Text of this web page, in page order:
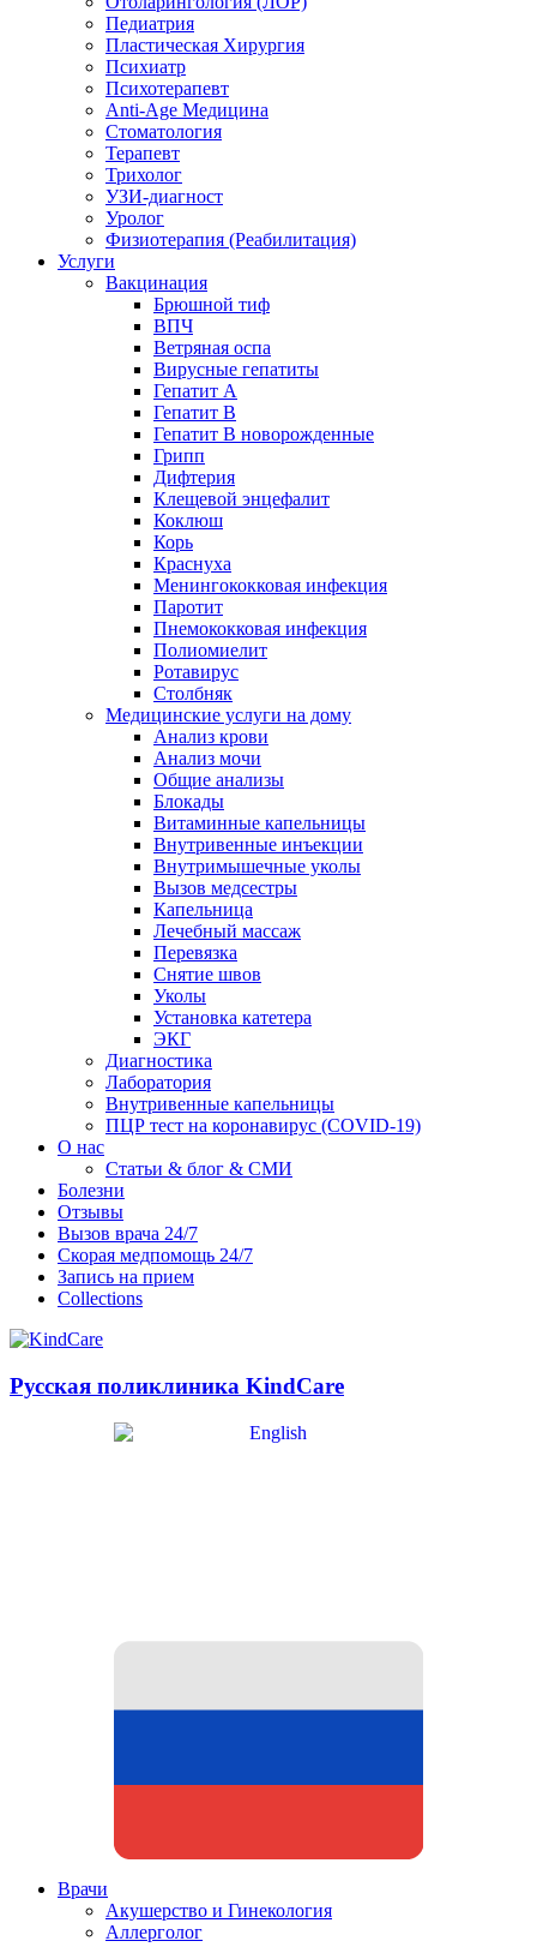
Педиатрия
Пластическая Хирургия
Психиатр
Психотерапевт
Anti-Age Медицина
Стоматология
Терапевт
Трихолог
УЗИ-диагност
Уролог
Физиотерапия (Реабилитация)
Услуги
Вакцинация
Брюшной тиф
ВПЧ
Ветряная оспа
Вирусные гепатиты
Гепатит А
Гепатит B
Гепатит B новорожденные
Грипп
Дифтерия
Клещевой энцефалит
Коклюш
Корь
Краснуха
Менингококковая инфекция
Паротит
Пнемококковая инфекция
Полиомиелит
Ротавирус
Столбняк
Медицинские услуги на дому
Анализ крови
Анализ мочи
Общие анализы
Блокады
Витаминные капельницы
Внутривенные инъекции
Внутримышечные уколы
Вызов медсестры
Капельница
Лечебный массаж
Перевязка
Снятие швов
Уколы
Установка катетера
ЭКГ
Диагностика
Лаборатория
Внутривенные капельницы
ПЦР тест на коронавирус (COVID-19)
О нас
Статьи & блог & СМИ
Болезни
Отзывы
Вызов врача 24/7
Скорая медпомощь 24/7
Запись на прием
Collections
Русская поликлиника KindCare
Врачи
Акушерство и Гинекология
Аллерголог